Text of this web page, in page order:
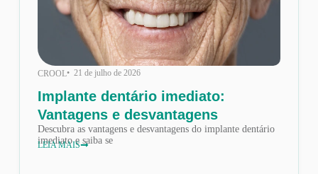
CROOL• 21 de julho de 2026
Implante dentário imediato:
Vantagens e desvantagens
Descubra as vantagens e desvantagens do implante dentário
imediato e saiba se
LEIA MAIS